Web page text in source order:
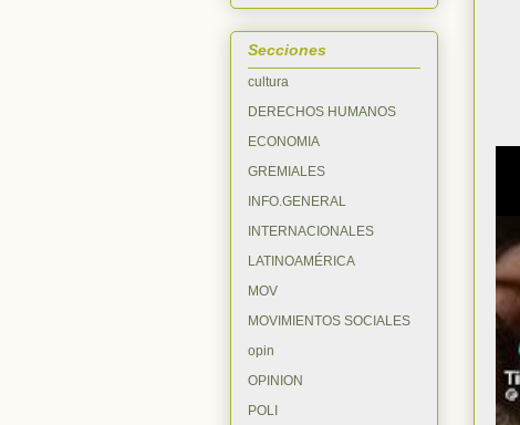
Secciones
cultura
DERECHOS HUMANOS
ECONOMIA
GREMIALES
INFO.GENERAL
INTERNACIONALES
LATINOAMÉRICA
MOV
MOVIMIENTOS SOCIALES
opin
OPINION
POLI